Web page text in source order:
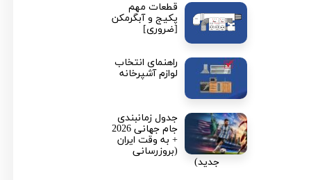
قطعات مهم
پکیج و آبگرمکن
[ضروری]
راهنمای انتخاب
لوازم آشپرخانه
جدول زمانبندی
جام جهانی 2026
+ به وقت ایران
(بروزرسانی
جدید)